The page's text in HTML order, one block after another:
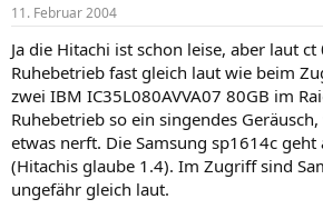
11. Februar 2004
Ja die Hitachi ist schon leise, aber laut
Ruhebetrieb fast gleich laut wie beim
zwei IBM IC35L080AVVA07 80GB im
Ruhebetrieb so ein singendes
etwas nerft. Die Samsung sp1614c
(Hitachis glaube 1.4). Im Zugriff sind
ungefähr gleich laut.